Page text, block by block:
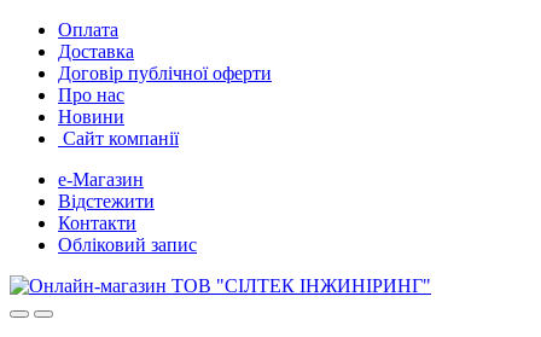
Skip
navigation
Skip
content
Оплата
Доставка
Договір публічної оферти
Про нас
Новини
Сайт компанії
е-Магазин
Відстежити
Контакти
Обліковий запис